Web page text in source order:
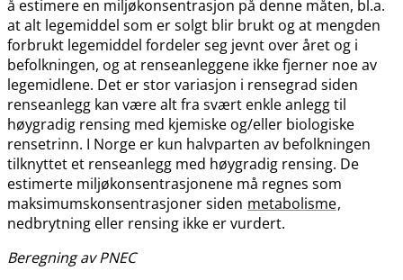
å estimere en miljøkonsentrasjon på denne måten, bl.a.
at alt legemiddel som er solgt blir brukt og at mengden
forbrukt legemiddel fordeler seg jevnt over året og i
befolkningen, og at renseanleggene ikke fjerner noe av
legemidlene. Det er stor variasjon i rensegrad siden
renseanlegg kan være alt fra svært enkle anlegg til
høygradig rensing med kjemiske og​/​eller biologiske
rensetrinn. I Norge er kun halvparten av befolkningen
tilknyttet et renseanlegg med høygradig rensing. De
estimerte miljøkonsentrasjonene må regnes som
maksimumskonsentrasjoner siden metabolisme,
nedbrytning eller rensing ikke er vurdert.
Beregning av PNEC